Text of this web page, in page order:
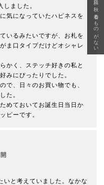
ました。
気になっていたハピネスを
いるみたいですが、お札を
ま口タイプだけどオシャレ
かく、ステッチ好きの私と
みにぴったりでした。
で、日々のお買い物でも、
た。
めておいてお誕生日当日か
ピーです。
いと考えていました。なかな
急に秋、着るものがない